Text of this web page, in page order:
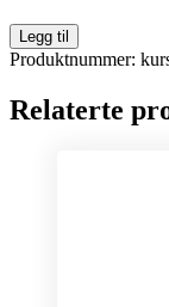
Brow
Lamination
Elleeplex
PRO
Legg til
Produktnummer:
Relaterte